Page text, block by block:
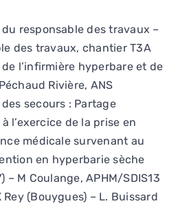
responsable des travaux –
des travaux, chantier T3A
l’infirmière hyperbare et de
Rivière, ANS
secours : Partage
l’exercice de la prise en
médicale survenant au
en hyperbarie sèche
– M Coulange, APHM/SDIS13
Rey (Bouygues) – L. Buissard